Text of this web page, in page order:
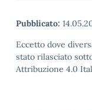
Pubblicato:
Eccetto dove
stato rilasciato
Attribuzione 4.0